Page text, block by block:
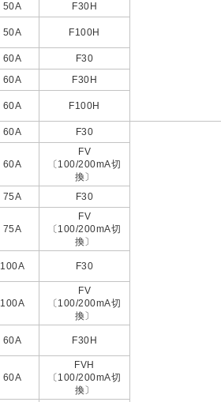
50A F30H
50A F100H
60A F30
60A F30H
60A F100H
60A F30
60A
FV
〔100/200mA切
換〕
75A F30
75A
FV
〔100/200mA切
換〕
100A F30
100A
FV
〔100/200mA切
換〕
60A F30H
60A
FVH
〔100/200mA切
換〕